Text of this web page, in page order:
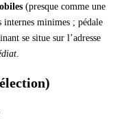
(presque comme une
internes minimes ; pédale
se situe sur l’adresse